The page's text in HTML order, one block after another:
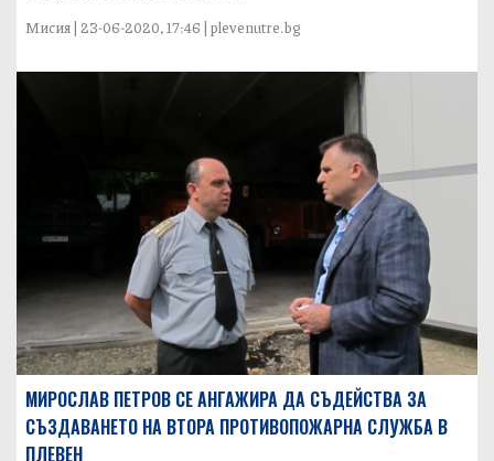
Мисия | 23-06-2020, 17:46 | plevenutre.bg
МИРОСЛАВ ПЕТРОВ СЕ АНГАЖИРА ДА СЪДЕЙСТВА ЗА
СЪЗДАВАНЕТО НА ВТОРА ПРОТИВОПОЖАРНА СЛУЖБА В
ПЛЕВЕН